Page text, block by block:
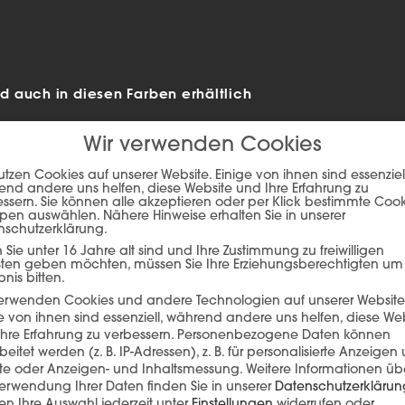
auch in diesen Farben erhältlich
auf den unteren Button, um den Inhalt von player.flipsnack.com
Inhalt laden
Wir verwenden Cookies
Cookies auf unserer Website. Einige von ihnen sind
andere uns helfen, diese Website und Ihre Erfahrung zu
Sie können alle akzeptieren oder per Klick bestimmte
auswählen. Nähere Hinweise erhalten Sie in unserer
Sie unter 16 Jahre alt sind und Ihre Zustimmung zu freiwilligen
geben möchten, müssen Sie Ihre Erziehungsberechtigten um
bitten.
Cookies und andere Technologien auf unserer
von ihnen sind essenziell, während andere uns helfen, diese
Erfahrung zu verbessern. Personenbezogene Daten können
werden (z. B. IP-Adressen), z. B. für personalisierte Anzeigen
oder Anzeigen- und Inhaltsmessung. Weitere Informationen
Ihrer Daten finden Sie in unserer